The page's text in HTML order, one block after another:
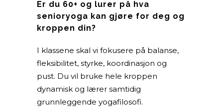
Er du 60+ og lurer på hva
senioryoga kan gjøre for deg og
kroppen din?
I klassene skal vi fokusere på balanse,
fleksibilitet, styrke, koordinasjon og
pust. Du vil bruke hele kroppen
dynamisk og lærer samtidig
grunnleggende yogafilosofi.